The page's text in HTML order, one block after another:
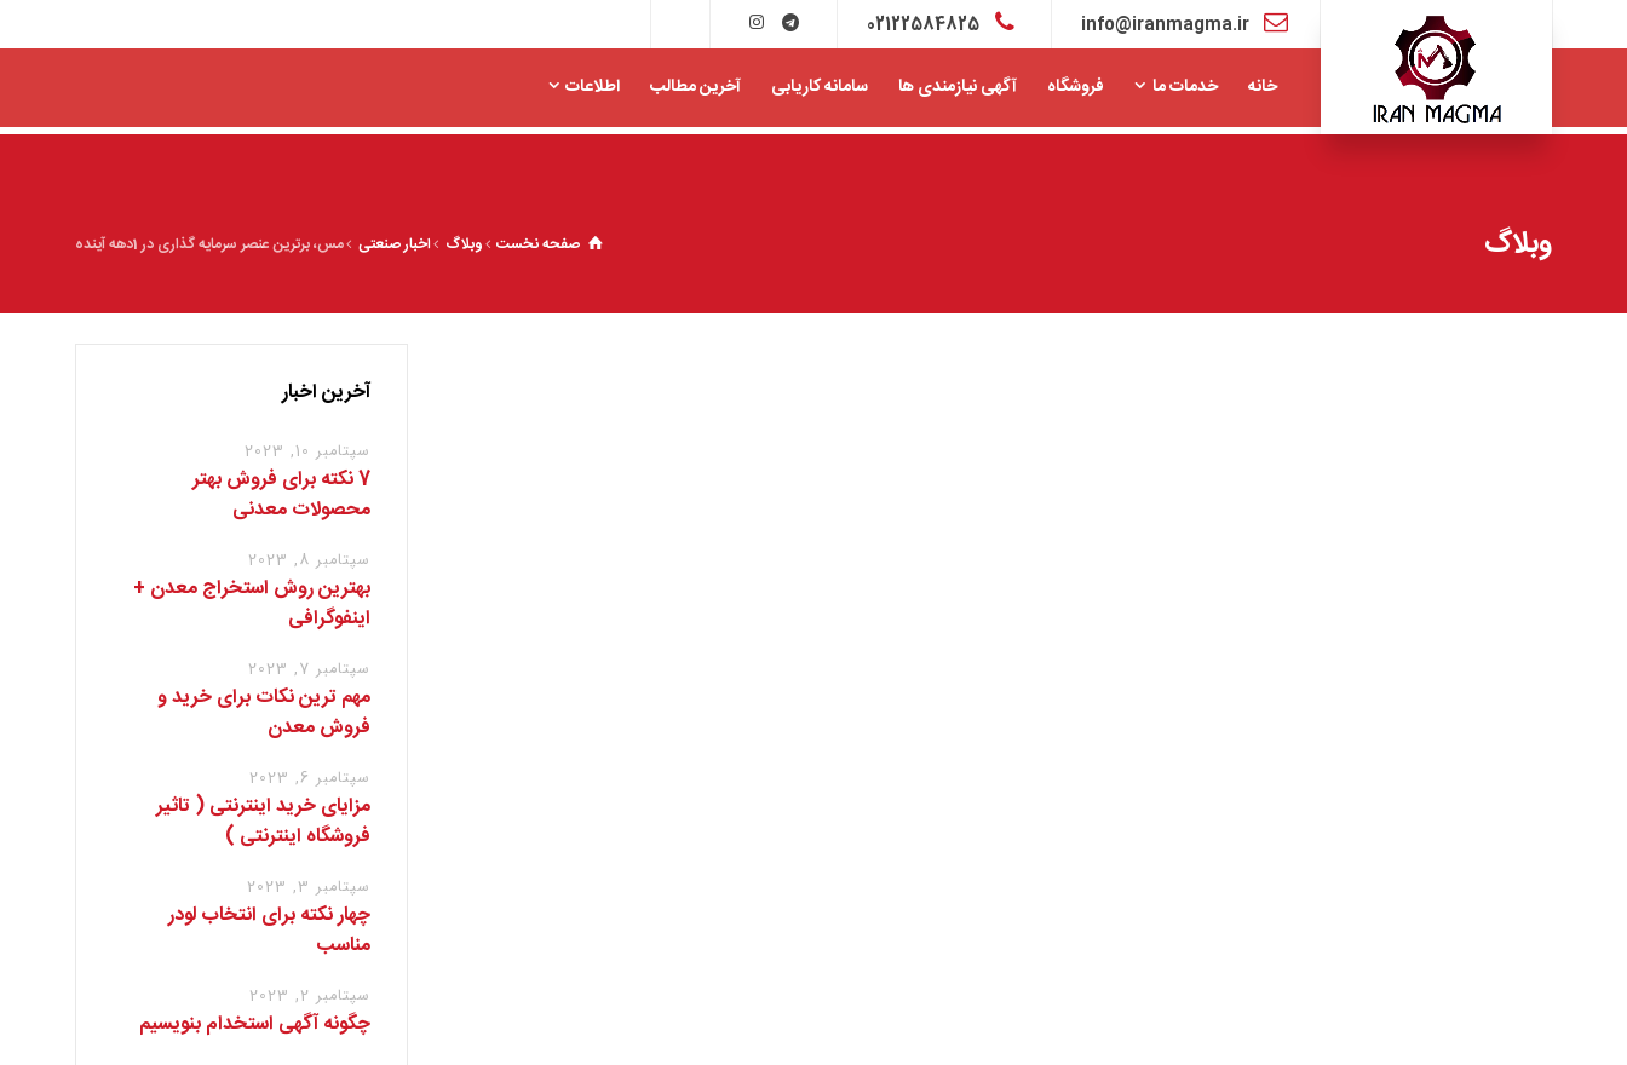
info@iranmagma.ir
02122584825
خانه خدمات ما فروشگاه آگهی نیازمندی ها سامانه کاریابی آخرین مطالب اطلاعات
وبلاگ صفحه نخست وبلاگ اخبار صنعتی مس، برترین عنصر سرمایه گذاری در 1دهه آینده
آخرین اخبار
سپتامبر 10, 2023
7 نکته برای فروش بهتر
محصولات معدنی
سپتامبر 8, 2023
بهترین روش استخراج معدن +
اینفوگرافی
سپتامبر 7, 2023
مهم ترین نکات برای خرید و
فروش معدن
سپتامبر 6, 2023
مزایای خرید اینترنتی ( تاثیر
فروشگاه اینترنتی )
سپتامبر 3, 2023
چهار نکته برای انتخاب لودر
مناسب
سپتامبر 2, 2023
چگونه آگهی استخدام بنویسیم